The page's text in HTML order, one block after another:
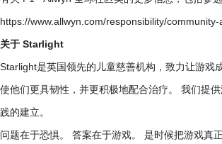
https://www.allwyn.com/responsibility/community-
关于 Starlight
Starlight是英国领先的儿童慈善机构，致力让游戏
使他们更具韧性，并更积极地配合治疗。 我们提
践的建立。
问题在于恐惧。 答案在于游戏。 是时候把游戏真